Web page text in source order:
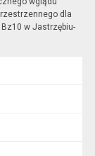
dla
w Jastrzębiu-